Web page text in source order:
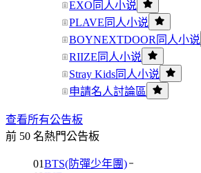
EXO同人小说
PLAVE同人小说
BOYNEXTDOOR同人小说
RIIZE同人小说
Stray Kids同人小说
申請名人討論區
查看所有公告板
前 50 名熱門公告板
01BTS(防彈少年團)